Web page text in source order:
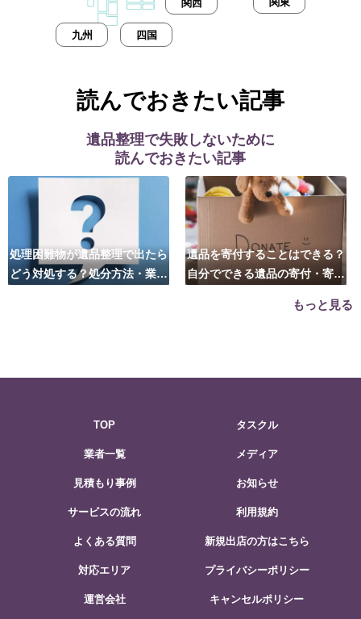
関西
四国
九州
読んでおきたい記事
遺品整理で失敗しないために
読んでおきたい記事
処理困難物が遺品整理で出たら
どう対処する？処分方法・業者
遺品を寄付することはできる？
自分でできる遺品の寄付・寄贈
もっと見る
TOP
業者一覧
見積もり事例
サービスの流れ
よくある質問
対応エリア
運営会社
タスクル
メディア
お知らせ
利用規約
新規出店の方はこちら
プライバシーポリシー
キャンセルポリシー